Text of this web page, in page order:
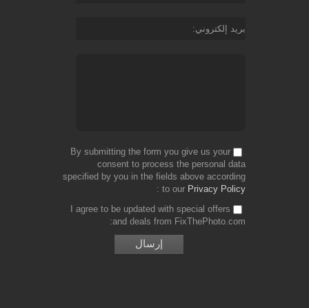
بريد إلكتروني
By submitting the form you give us your
consent to process the personal data
specified by you in the fields above according
to our Privacy Policy
I agree to be updated with special offers
and deals from FixThePhoto.com